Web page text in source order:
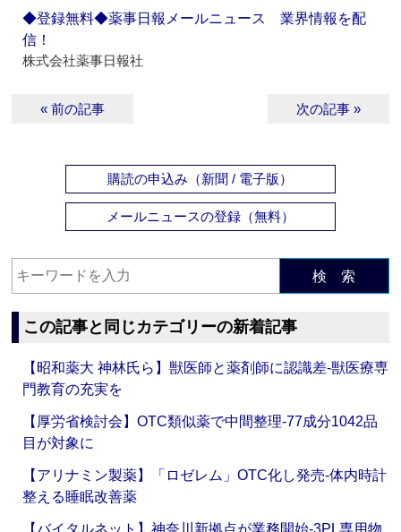
◆登録無料◆薬事日報メールニュース 業界情報を配
信！
株式会社薬事日報社
« 前の記事 次の記事 »
購読の申込み（新聞 / 電子版）
メールニュースの登録（無料）
検 索
この記事と同じカテゴリーの新着記事
【昭和薬大 神林氏ら】獣医師と薬剤師に認識差‐獣医療専
門教育の充実を
【厚労省検討会】OTC類似薬で中間整理‐77成分1042品
目が対象に
【アリナミン製薬】「ロゼレム」OTC化し発売‐体内時計
整える睡眠改善薬